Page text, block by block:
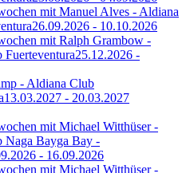
mit Manuel Alves - Aldiana
26.09.2026 - 10.10.2026
mit Ralph Grambow -
25.12.2026 -
- Aldiana Club
13.03.2027 - 20.03.2027
mit Michael Witthüser -
Naga Bayga Bay -
- 16.09.2026
mit Michael Witthüser -